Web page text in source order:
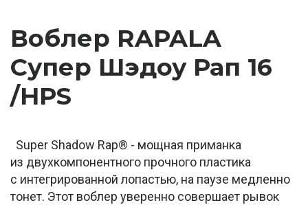
Воблер RAPALA
Супер Шэдоу Рап 16
/HPS
Super Shadow Rap® - мощная приманка
из двухкомпонентного прочного пластика
с интегрированной лопастью, на паузе медленно
тонет. Этот воблер уверенно совершает рывок